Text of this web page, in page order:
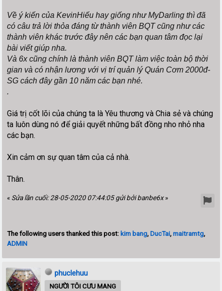
Về ý kiến của KevinHiếu haygiống nhưMyDarling thì đã
có câu trả lời thỏa đáng từ thành viên BQTcũng như các
thành viên khác trước đây nên các bạn quan tâm đọc lại
bài viết giúp nha.
Và 6x cũng chính là thành viên BQT làm việc toàn bộ thời
gian và có nhận lương với vị trí quản lý Quán Cơm 2000đ-
SG cách đây gần 10 năm các bạn nhé.
.
Giá trị cốt lõi của chúng ta là Yêu thương và Chia sẻ và chúng
ta luôn dùng nó để giải quyết những bất đồng nho nhỏ nha
các bạn.
Xin cảm ơn sự quan tâm của cả nhà.
Thân.
« Sửa lần cuối: 28-05-2020 07:44:05 gửi bởi banbe6x»
The following users thanked this post: kim bang,DucTai,maitramtg,
ADMIN
phuclehuu
NGƯỜI TÔI CƯU MANG